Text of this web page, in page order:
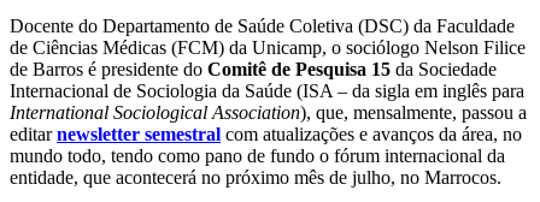
Docente do Departamento de Saúde Coletiva (DSC) da Faculdade
de Ciências Médicas (FCM) da Unicamp, o sociólogo Nelson Filice
de Barros é presidente do Comitê de Pesquisa 15 da Sociedade
Internacional de Sociologia da Saúde (ISA – da sigla em inglês para
International Sociological Association), que, mensalmente, passou a
editarnewsletter semestral com atualizações e avanços da área, no
mundo todo, tendo como pano de fundo o fórum internacional da
entidade, que acontecerá no próximo mês de julho, no Marrocos.